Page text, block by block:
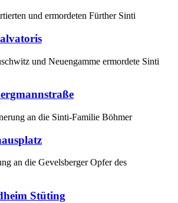
und ermordeten Fürther Sinti
und Neuengamme ermordete Sinti
an die Sinti-Familie Böhmer
an die Gevelsberger Opfer des
Stüting